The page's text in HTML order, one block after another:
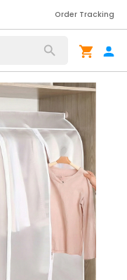
Order Tracking